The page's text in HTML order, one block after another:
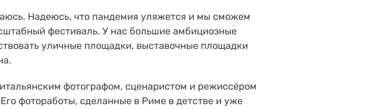
Надеюсь, что пандемия уляжется и мы сможем
фестиваль. У нас большие амбициозные
уличные площадки, выставочные площадки
фотографом, сценаристом и режиссёром
фотоработы, сделанные в Риме в детстве и уже